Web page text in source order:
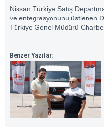
Nissan Türkiye Satış
ve entegrasyonunu üstlenen
Türkiye Genel Müdürü
Benzer Yazılar: